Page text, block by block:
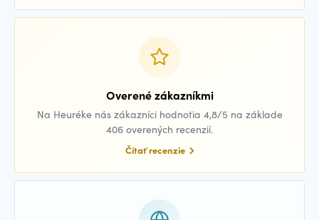
Overené zákazníkmi
Na Heuréke nás zákazníci hodnotia 4,8/5 na základe
406 overených recenzií.
Čítať recenzie